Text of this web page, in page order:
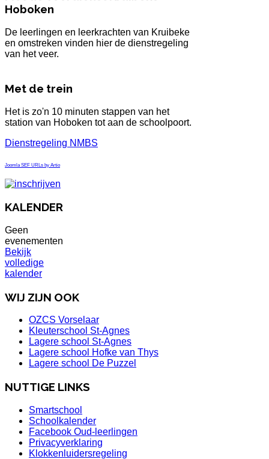
Hoboken
De leerlingen en leerkrachten van Kruibeke
en omstreken vinden hier de dienstregeling
van het veer.
Met de trein
Het is zo'n 10 minuten stappen van het
station van Hoboken tot aan de schoolpoort.
Dienstregeling NMBS
Joomla SEF URLs by Artio
KALENDER
Geen
evenementen
Bekijk
volledige
kalender
WIJ ZIJN OOK
OZCS Vorselaar
Kleuterschool St-Agnes
Lagere school St-Agnes
Lagere school Hofke van Thys
Lagere school De Puzzel
NUTTIGE LINKS
Smartschool
Schoolkalender
Facebook Oud-leerlingen
Privacyverklaring
Klokkenluidersregeling